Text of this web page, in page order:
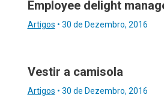
Employee delight
Artigos • 30 de Dezembro, 2016
Vestir a camisola
Artigos • 30 de Dezembro, 2016